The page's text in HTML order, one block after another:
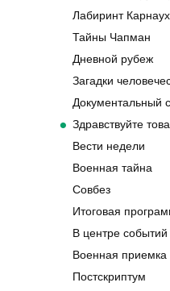
Лабиринт
Тайны Чапман
Дневной рубеж
Загадки
Документальный
Здравствуйте
Вести недели
Военная тайна
Совбез
Итоговая
В центре событий
Военная приемка
Постскриптум